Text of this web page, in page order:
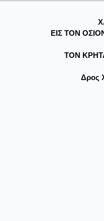
ΕΙΣ ΤΟΝ
ΤΟΝ
Δρος